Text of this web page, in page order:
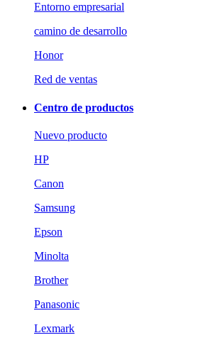
Entorno empresarial
camino de desarrollo
Honor
Red de ventas
Centro de productos
Nuevo producto
HP
Canon
Samsung
Epson
Minolta
Brother
Panasonic
Lexmark